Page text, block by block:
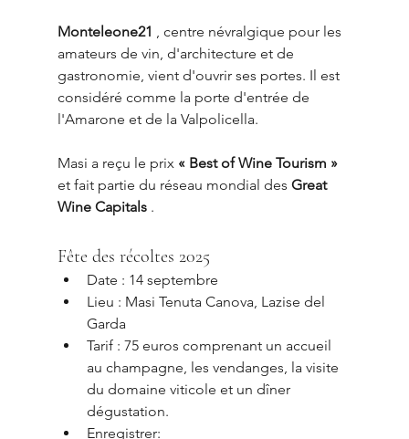
Monteleone21 , centre névralgique pour les
amateurs de vin, d'architecture et de
gastronomie, vient d'ouvrir ses portes. Il est
considéré comme la porte d'entrée de
l'Amarone et de la Valpolicella.
Masi a reçu le prix « Best of Wine Tourism »
et fait partie du réseau mondial des Great
Wine Capitals .
Fête des récoltes 2025
Date : 14 septembre
Lieu : Masi Tenuta Canova, Lazise del
Garda
Tarif : 75 euros comprenant un accueil
au champagne, les vendanges, la visite
du domaine viticole et un dîner
dégustation.
Enregistrer: